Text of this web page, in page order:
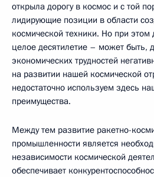
открыла дорогу в космос и с той
лидирующие позиции в области
космической техники. Но при
целое десятилетие – может быть,
экономических трудностей
на развитии нашей космической
недостаточно используем здесь
преимущества.
Между тем развитие ракетно-
промышленности является
независимости космической
обеспечивает